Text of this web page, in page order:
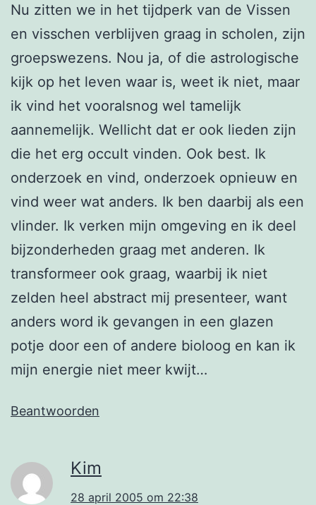
Nu zitten we in het tijdperk van de Vissen
en visschen verblijven graag in scholen, zijn
groepswezens. Nou ja, of die astrologische
kijk op het leven waar is, weet ik niet, maar
ik vind het vooralsnog wel tamelijk
aannemelijk. Wellicht dat er ook lieden zijn
die het erg occult vinden. Ook best. Ik
onderzoek en vind, onderzoek opnieuw en
vind weer wat anders. Ik ben daarbij als een
vlinder. Ik verken mijn omgeving en ik deel
bijzonderheden graag met anderen. Ik
transformeer ook graag, waarbij ik niet
zelden heel abstract mij presenteer, want
anders word ik gevangen in een glazen
potje door een of andere bioloog en kan ik
mijn energie niet meer kwijt…
Beantwoorden
Kim
28 april 2005 om 22:38